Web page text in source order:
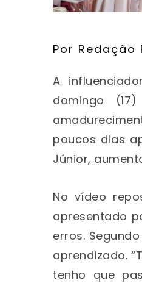
Por Redação
A
domingo
poucos dias
Júnior,
No vídeo
apresentado
erros.
aprendizado.
tenho que